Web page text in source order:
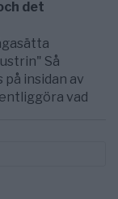
det
Så
insidan av
vad